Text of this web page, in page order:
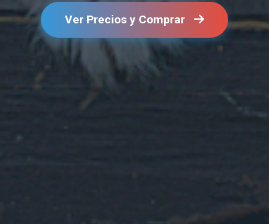
Ver Precios y Comprar